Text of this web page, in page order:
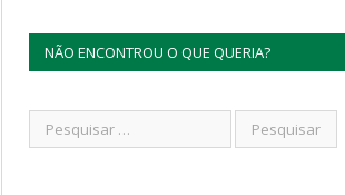
NÃO ENCONTROU O QUE QUERIA?